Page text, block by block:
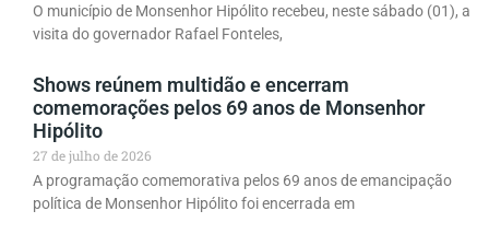
O município de Monsenhor Hipólito recebeu, neste sábado (01), a
visita do governador Rafael Fonteles,
Shows reúnem multidão e encerram
comemorações pelos 69 anos de Monsenhor
Hipólito
27 de julho de 2026
A programação comemorativa pelos 69 anos de emancipação
política de Monsenhor Hipólito foi encerrada em